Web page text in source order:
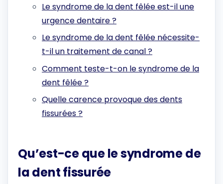
Le syndrome de la dent fêlée est-il une
urgence dentaire ?
Le syndrome de la dent fêlée nécessite-
t-il un traitement de canal ?
Comment teste-t-on le syndrome de la
dent fêlée ?
Quelle carence provoque des dents
fissurées ?
Qu’est-ce que le syndrome de
la dent fissurée